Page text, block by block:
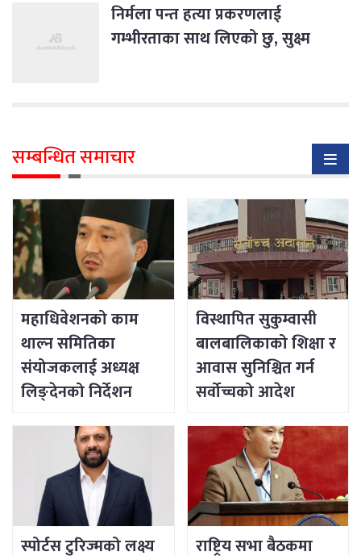
निर्मला पन्त हत्या प्रकरणलाई
गम्भीरताका साथ लिएको छु, सुक्ष्म
सम्बन्धित समाचार
महाधिवेशनको काम
थाल्न समितिका
संयोजकलाई अध्यक्ष
लिङ्देनको निर्देशन
विस्थापित सुकुम्वासी
बालबालिकाको शिक्षा र
आवास सुनिश्चित गर्न
सर्वोच्चको आदेश
स्पोर्टस टुरिज्मको लक्ष्य राष्ट्रिय सभा बैठकमा